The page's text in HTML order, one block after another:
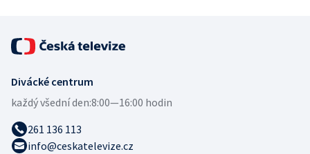
Divácké centrum
každý všední den:8:00—16:00 hodin
261 136 113
info@ceskatelevize.cz